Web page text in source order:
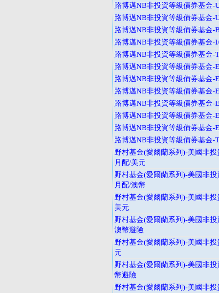
路博邁NB非投資等級債券基金-
路博邁NB非投資等級債券基金-
路博邁NB非投資等級債券基金-
路博邁NB非投資等級債券基金-
路博邁NB非投資等級債券基金-
路博邁NB非投資等級債券基金-
路博邁NB非投資等級債券基金-
路博邁NB非投資等級債券基金-
路博邁NB非投資等級債券基金-
路博邁NB非投資等級債券基金-
路博邁NB非投資等級債券基金-
路博邁NB非投資等級債券基金-
野村基金(愛爾蘭系列)-美國非
月配/美元
野村基金(愛爾蘭系列)-美國非
月配/澳幣
野村基金(愛爾蘭系列)-美國非
美元
野村基金(愛爾蘭系列)-美國非
澳幣避險
野村基金(愛爾蘭系列)-美國非
元
野村基金(愛爾蘭系列)-美國非
幣避險
野村基金(愛爾蘭系列)-美國非